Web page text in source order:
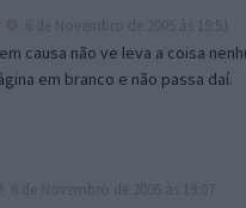
causa não ve leva a coisa
em branco e não passa daí.